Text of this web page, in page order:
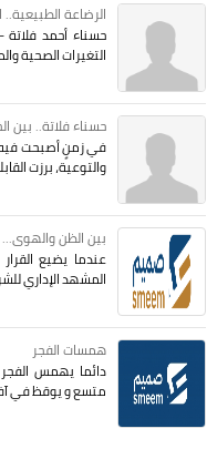
الرضاعة
حسناء أحمد فلاتة
التغيرات الصحية
حسناء فلاتة.. بين
في زمنٍ أصبحت فيه
والتوعية، برزت
بين الظن
عندما يضيع
المشهد الإداري
همسات الفجر
دائما يهمس
متسع و يوقظ في